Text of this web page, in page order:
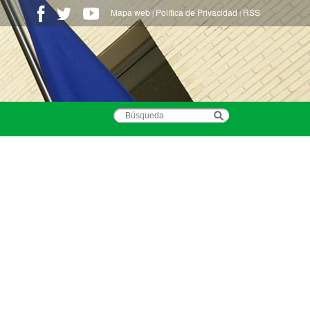
Mapa web | Política de Privacidad| RSS